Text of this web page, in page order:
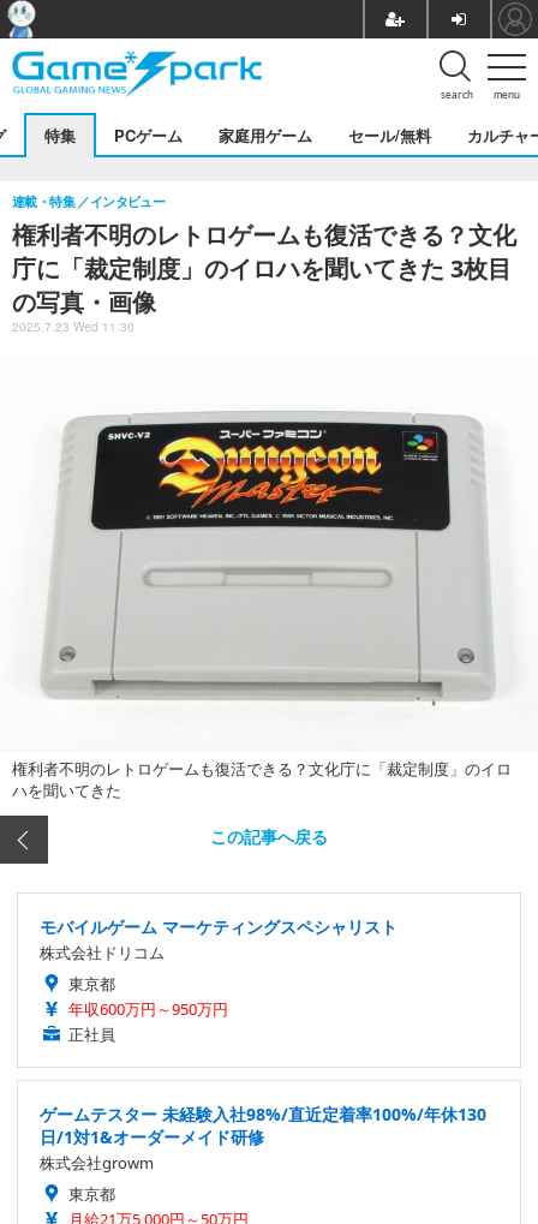
menu
search
特集 PCゲーム 家庭用ゲーム セール/無料 カルチャ
権利者不明のレトロゲームも復活できる？文化
庁に「裁定制度」のイロハを聞いてきた 3枚目
の写真・画像
連載・特集 インタビュー
2025.7.23 Wed 11:30
権利者不明のレトロゲームも復活できる？文化庁に「裁定制度」のイロ
ハを聞いてきた
この記事へ戻る
モバイルゲーム マーケティングスペシャリスト
株式会社ドリコム
東京都
年収600万円～950万円
正社員
ゲームテスター 未経験入社98%/直近定着率100%/年休130
日/1対1&オーダーメイド研修
株式会社growm
東京都
月給21万5,000円～50万円